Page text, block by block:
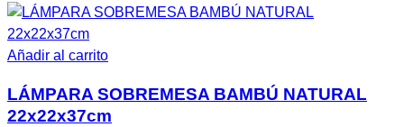
Añadir al carrito
LÁMPARA SOBREMESA BAMBÚ NATURAL
22x22x37cm